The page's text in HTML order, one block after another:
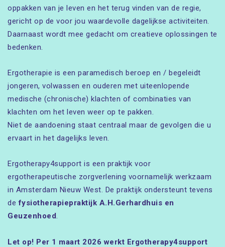
oppakken van je leven en het terug vinden van de regie,
gericht op de voor jou waardevolle dagelijkse activiteiten.
Daarnaast wordt mee gedacht om creatieve oplossingen te
bedenken.
Ergotherapie is een paramedisch beroep en / begeleidt
jongeren, volwassen en ouderen met uiteenlopende
medische (chronische) klachten of combinaties van
klachten om het leven weer op te pakken.
Niet de aandoening staat centraal maar de gevolgen die u
ervaart in het dagelijks leven.
Ergotherapy4support is een praktijk voor
ergotherapeutische zorgverlening voornamelijk werkzaam
in Amsterdam Nieuw West. De praktijk ondersteunt tevens
defysiotherapiepraktijk A.H.Gerhardhuis en
Geuzenhoed
Let op! Per 1 maart 2026 werkt Ergotherapy4support